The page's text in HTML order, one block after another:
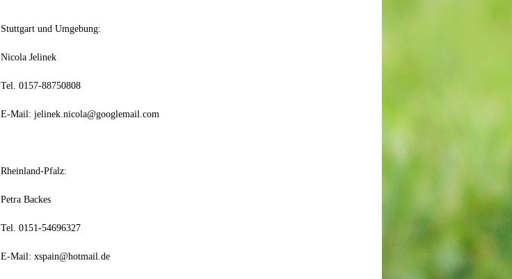
Stuttgart und Umgebung:
Nicola Jelinek
Tel. 0157-88750808
E-Mail: jelinek.nicola@googlemail.com
Rheinland-Pfalz:
Petra Backes
Tel. 0151-54696327
E-Mail: xspain@hotmail.de